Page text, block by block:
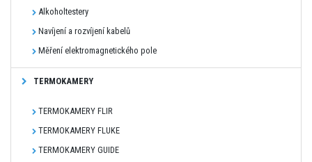
Alkoholtestery
Navíjení a rozvíjení kabelů
Měření elektromagnetického pole
TERMOKAMERY
TERMOKAMERY FLIR
TERMOKAMERY FLUKE
TERMOKAMERY GUIDE